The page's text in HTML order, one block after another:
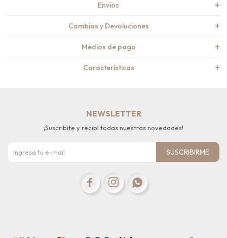
Envíos
Cambios y Devoluciones
Medios de pago
Características
NEWSLETTER
¡Suscribite y recibí todas nuestras novedades!
SUSCRIBIRME
  